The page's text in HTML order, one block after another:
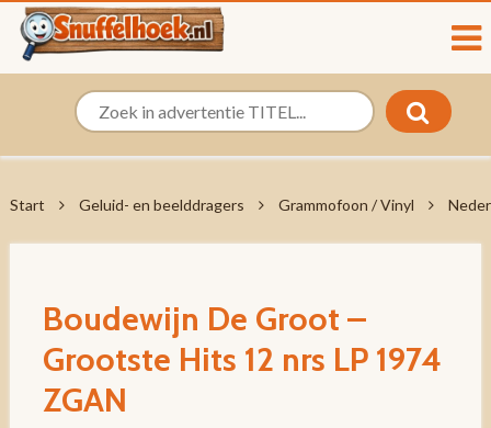
Start Geluid- en beelddragers Grammofoon / Vinyl
Boudewijn De Groot –
Grootste Hits 12 nrs LP 1974
ZGAN